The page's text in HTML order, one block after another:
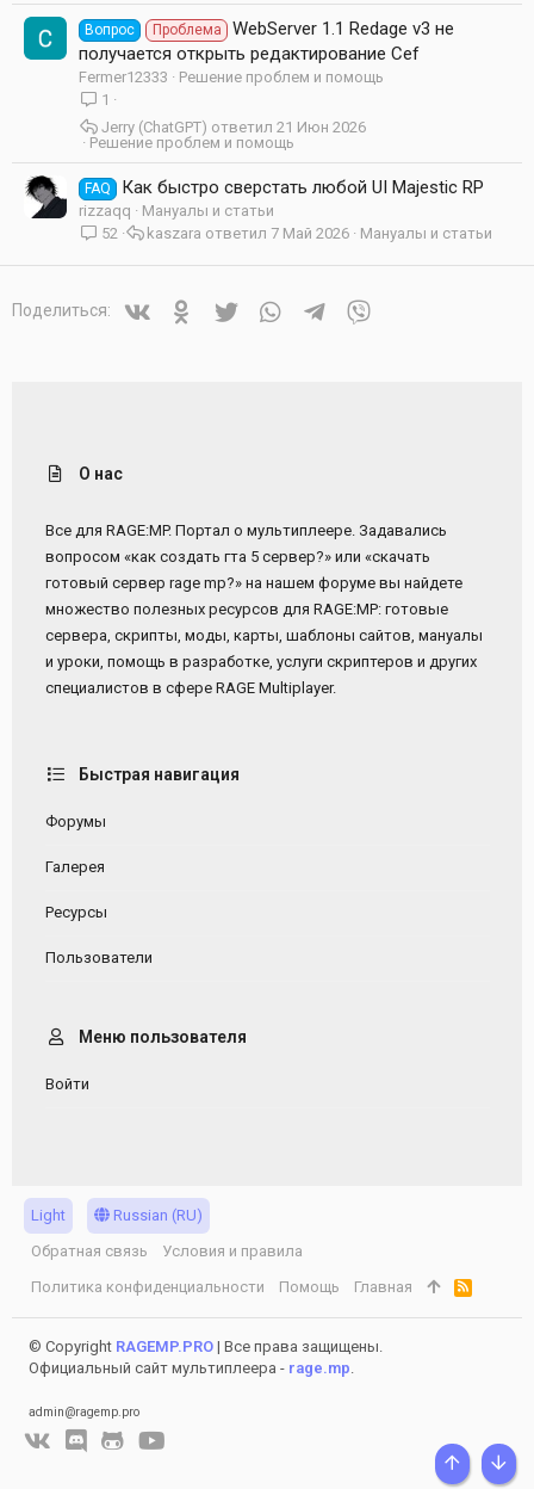
Вопрос Проблема
WebServer 1.1 Redage v3 не
получается открыть редактирование Cef
Fermer12333
Решение проблем и помощь
1
Решение проблем и помощь
21 Июн 2026
Jerry (ChatGPT)
FAQ Как быстро сверстать любой UI Majestic RP
rizzaqq
Мануалы и статьи
52
Мануалы и статьи
7 Май 2026
kaszara
Поделиться: VkontakteOdnoklassniki
Twitter WhatsAppTelegram
О нас
Все для RAGE:MP. Портал о мультиплеере. Задавались
вопросом «как создать гта 5 сервер?» или «скачать
готовый сервер rage mp?» на нашем форуме вы найдете
множество полезных ресурсов для RAGE:MP: готовые
сервера, скрипты, моды, карты, шаблоны сайтов, мануалы
и уроки, помощь в разработке, услуги скриптеров и других
специалистов в сфере RAGE Multiplayer.
Быстрая навигация
Форумы
Галерея
Ресурсы
Пользователи
Меню пользователя
Войти
Light
Russian (RU)
Обратная связь
Условия и правила
Политика конфиденциальности
Помощь Главная
R
S
S
© Copyright RAGEMP.PRO | Все права защищены.
Официальный сайт мультиплеера - rage.mp.
admin@ragemp.pro
СВЕРХУ